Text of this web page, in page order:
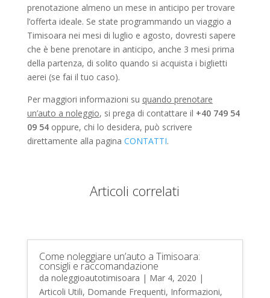
prenotazione almeno un mese in anticipo per trovare
l’offerta ideale. Se state programmando un viaggio a
Timisoara nei mesi di luglio e agosto, dovresti sapere
che è bene prenotare in anticipo, anche 3 mesi prima
della partenza, di solito quando si acquista i biglietti
aerei (se fai il tuo caso).
Per maggiori informazioni su quando prenotare
un’auto a noleggio, si prega di contattare il +40 749 54
09 54oppure, chi lo desidera, può scrivere
direttamente alla pagina CONTATTI.
Articoli correlati
Come noleggiare un’auto a Timisoara:
consigli e raccomandazione
da noleggioautotimisoara | Mar 4, 2020 |
Articoli Utili, Domande Frequenti, Informazioni,